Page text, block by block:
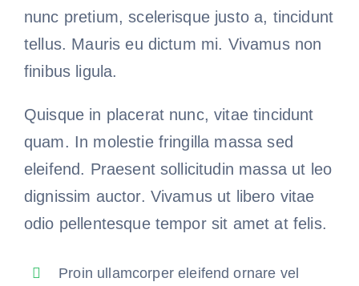
nunc pretium, scelerisque justo a, tincidunt
tellus. Mauris eu dictum mi. Vivamus non
finibus ligula.
Quisque in placerat nunc, vitae tincidunt
quam. In molestie fringilla massa sed
eleifend. Praesent sollicitudin massa ut leo
dignissim auctor. Vivamus ut libero vitae
odio pellentesque tempor sit amet at felis.
Proin ullamcorper eleifend ornare vel